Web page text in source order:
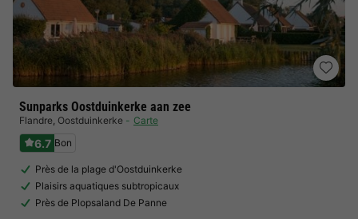
Sunparks Oostduinkerke aan zee
Flandre, Oostduinkerke Carte
6.7 Bon
Près de la plage d'Oostduinkerke
Plaisirs aquatiques subtropicaux
Près de Plopsaland De Panne